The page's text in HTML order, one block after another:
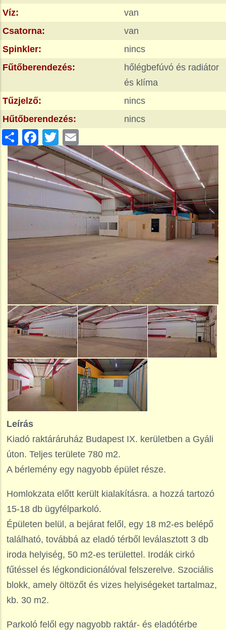
Víz:
van
Csatorna:
van
Spinkler:
nincs
Fűtőberendezés:
hőlégbefúvó és radiátor
és klíma
Tűzjelző:
nincs
Hűtőberendezés:
nincs
ShareFacebook
Twitter
Leírás
Kiadó raktáráruház Budapest IX. kerületben a Gyáli
úton. Teljes területe 780 m2.
A bérlemény egy nagyobb épület része.
Homlokzata előtt került kialakításra. a hozzá tartozó
15-18 db ügyfélparkoló.
Épületen belül, a bejárat felől, egy 18 m2-es belépő
található, továbbá az eladó térből leválasztott 3 db
iroda helyiség, 50 m2-es területtel. Irodák cirkó
fűtéssel és légkondicionálóval felszerelve. Szociális
blokk, amely öltözőt és vizes helyiségeket tartalmaz,
kb. 30 m2.
Parkoló felől egy nagyobb raktár- és eladótérbe